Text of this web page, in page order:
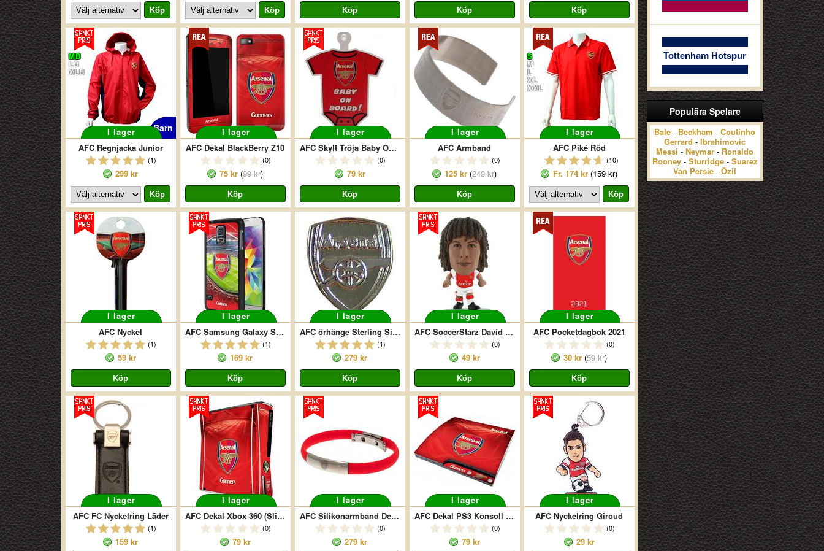
Tottenham Hotspur
Populära Spelare
Bale - Beckham - Coutinho
Gerrard - Ibrahimovic
Messi - Neymar - Ronaldo
Rooney- Sturridge- Suarez
Van Persie - Özil
MB
LB
XLB
I lager Barn
AFC Regnjacka Junior
(1)
299 kr
I lager
AFC Dekal BlackBerry Z10
(0)
75 kr (99 kr)
I lager
AFC Skylt Tröja Baby On Board
(0)
79 kr
I lager
AFC Armband
(0)
125 kr (249 kr)
S
M
L
XL
XXL
I lager
AFC Piké Röd
(10)
Fr. 174 kr (159 kr)
I lager
AFC Nyckel
(1)
59 kr
I lager
AFC Samsung Galaxy S5-skal 3D Hårt
(1)
169 kr
I lager
AFC örhänge Sterling Silver Stud Crest
(1)
279 kr
I lager
AFC SoccerStarz David Luiz
(0)
49 kr
I lager
AFC Pocketdagbok 2021
(0)
30 kr (59 kr)
I lager
AFC FC Nyckelring Läder
(1)
159 kr
I lager
AFC Dekal Xbox 360 (Slim)
(0)
79 kr
I lager
AFC Silikonarmband Deluxe
(0)
279 kr
I lager
AFC Dekal PS3 Konsoll (Slim)
(0)
79 kr
I lager
AFC Nyckelring Giroud
(0)
29 kr